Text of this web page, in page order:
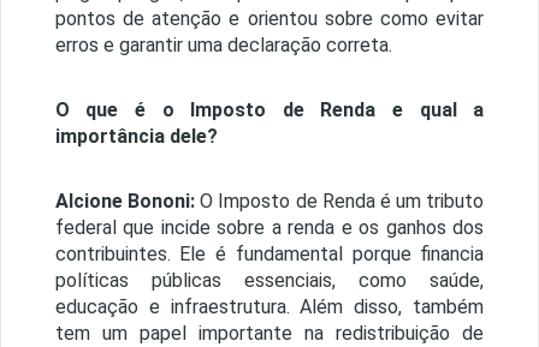
pontos de atenção e orientou sobre como evitar
erros e garantir uma declaração correta.
O que é o Imposto de Renda e qual a
importância dele?
Alcione Bononi:O Imposto de Renda é um tributo
federal que incide sobre a renda e os ganhos dos
contribuintes. Ele é fundamental porque financia
políticas públicas essenciais, como saúde,
educação e infraestrutura. Além disso, também
tem um papel importante na redistribuição de